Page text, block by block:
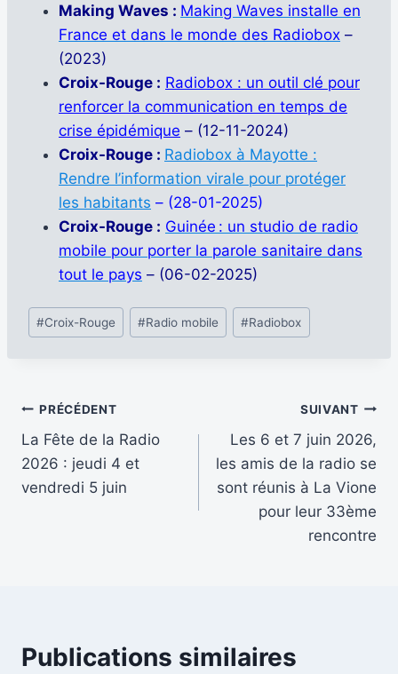
Making Waves : Making Waves installe en
France et dans le monde des Radiobox –
(2023)
Croix-Rouge : Radiobox : un outil clé pour
renforcer la communication en temps de
crise épidémique – (12-11-2024)
Croix-Rouge : Radiobox à Mayotte :
Rendre l’information virale pour protéger
les habitants – (28-01-2025)
Croix-Rouge : Guinée : un studio de radio
mobile pour porter la parole sanitaire dans
tout le pays – (06-02-2025)
Étiquettes
de
#Croix-Rouge #Radio mobile #Radiobox
Navigation
de
l’article
PRÉCÉDENT
La Fête de la Radio
2026 : jeudi 4 et
vendredi 5 juin
SUIVANT
Les 6 et 7 juin 2026,
les amis de la radio se
sont réunis à La Vione
pour leur 33ème
rencontre
Publications similaires